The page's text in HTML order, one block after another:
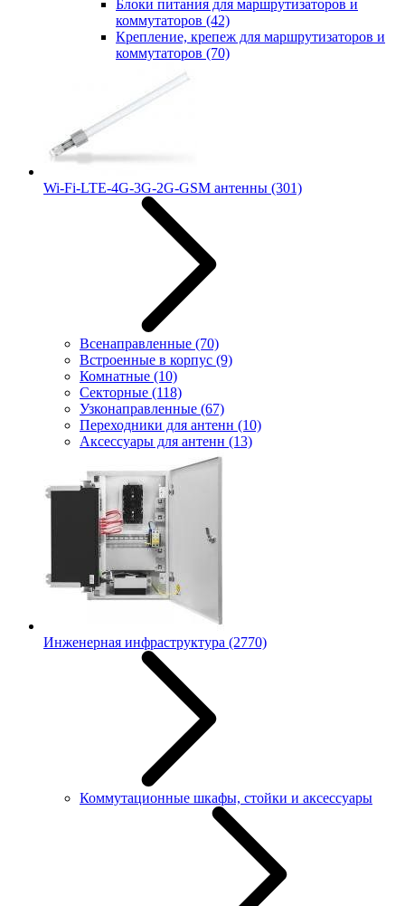
Блоки питания для маршрутизаторов и
коммутаторов (42)
Крепление, крепеж для маршрутизаторов и
коммутаторов (70)
Wi-Fi-LTE-4G-3G-2G-GSM антенны (301)
Всенаправленные (70)
Встроенные в корпус (9)
Комнатные (10)
Секторные (118)
Узконаправленные (67)
Переходники для антенн (10)
Аксессуары для антенн (13)
Инженерная инфраструктура (2770)
Коммутационные шкафы, стойки и аксессуары